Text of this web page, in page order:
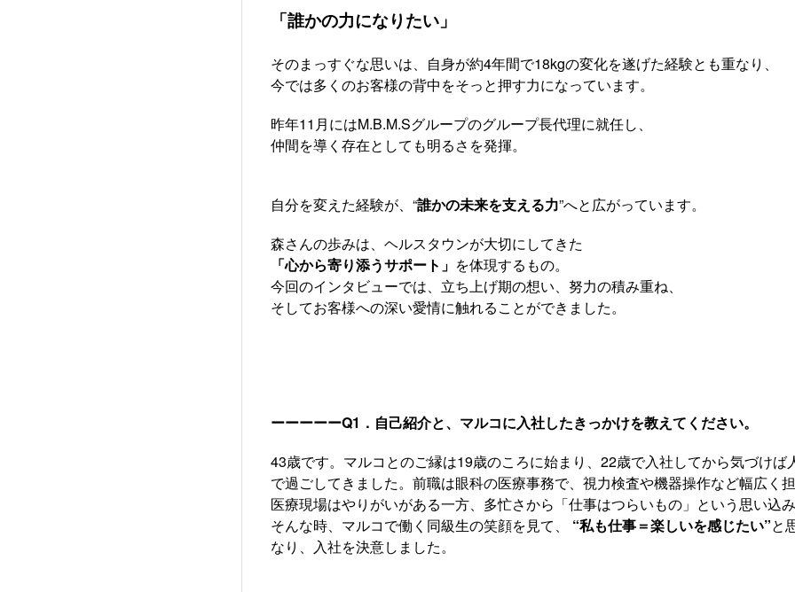
「誰かの力になりたい」
そのまっすぐな思いは、自身が約4年間で18kgの変化を遂げた経験とも重なり、
今では多くのお客様の背中をそっと押す力になっています。
昨年11月にはM.B.M.Sグループのグループ長代理に就任し、
仲間を導く存在としても明るさを発揮。
自分を変えた経験が、“誰かの未来を支える力”へと広がっています。
森さんの歩みは、ヘルスタウンが大切にしてきた
「心から寄り添うサポート」 を体現するもの。
今回のインタビューでは、立ち上げ期の想い、努力の積み重ね、
そしてお客様への深い愛情に触れることができました。
ーーーーーQ1．自己紹介と、マルコに入社したきっかけを教えてください。
43歳です。マルコとのご縁は19歳のころに始まり、22歳で入社してから気づけば
で過ごしてきました。前職は眼科の医療事務で、視力検査や機器操作など幅広く
医療現場はやりがいがある一方、多忙さから「仕事はつらいもの」という思い込
そんな時、マルコで働く同級生の笑顔を見て、 “私も仕事＝楽しいを感じたい”と
なり、入社を決意しました。